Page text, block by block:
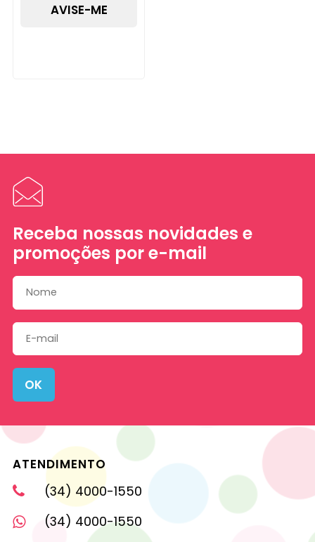
AVISE-ME
Receba nossas novidades e
promoções por e-mail
OK
ATENDIMENTO
(34) 4000-1550
(34) 4000-1550